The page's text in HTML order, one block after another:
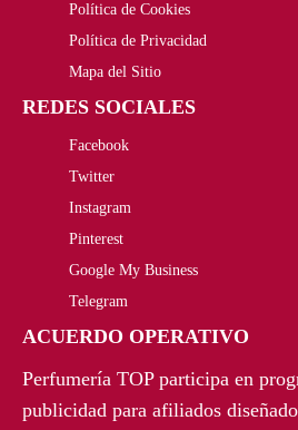
Política de Cookies
Política de Privacidad
Mapa del Sitio
REDES SOCIALES
Facebook
Twitter
Instagram
Pinterest
Google My Business
Telegram
ACUERDO OPERATIVO
Perfumería TOP participa en
publicidad para afiliados